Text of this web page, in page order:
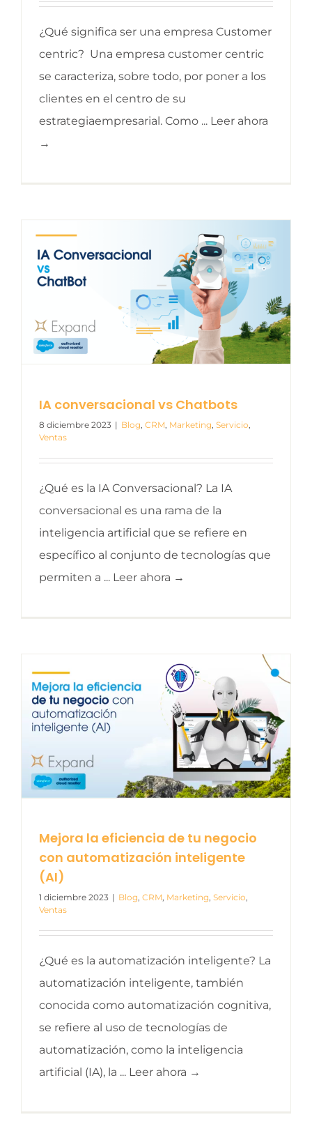
¿Qué significa ser una empresa Customer
centric? Una empresa customer centric
se caracteriza, sobre todo, por poner a los
clientes en el centro de su
estrategiaempresarial. Como ... Leer ahora
→
IA conversacional vs Chatbots
8 diciembre 2023 | Blog, CRM, Marketing, Servicio,
Ventas
¿Qué es la IA Conversacional? La IA
conversacional es una rama de la
inteligencia artificial que se refiere en
específico al conjunto de tecnologías que
permiten a ... Leer ahora →
Mejora la eficiencia de tu negocio
con automatización inteligente
(AI)
1 diciembre 2023 | Blog, CRM, Marketing, Servicio,
Ventas
¿Qué es la automatización inteligente? La
automatización inteligente, también
conocida como automatización cognitiva,
se refiere al uso de tecnologías de
automatización, como la inteligencia
artificial (IA), la ... Leer ahora →